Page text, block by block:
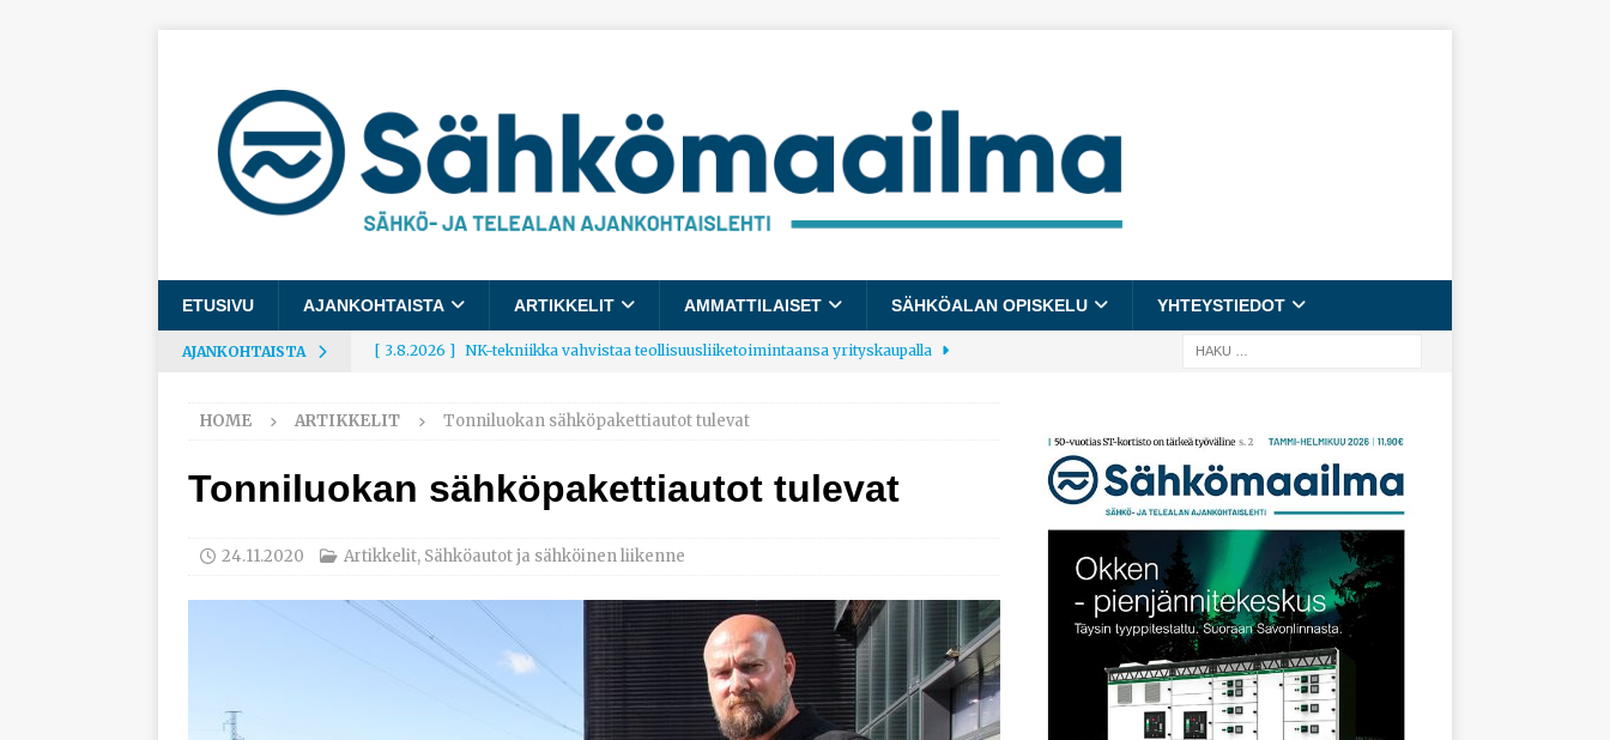
ETUSIVU AJANKOHTAISTA ARTIKKELIT AMMATTILAISET SÄHKÖALAN OPISKELU YHTEYSTIEDOT
AJANKOHTAISTA [ 3.8.2026 ] NK-tekniikka vahvistaa teollisuusliiketoimintaansa yrityskaupalla
[ 3.8.2026 ] Rakennusalalle tulee käyttöön yhteinen kestävyysraportointimalli
AJANKOHTAISTA
Työelämägallup: Pienet työpaikat saavat parhaat arvosanat
työhyvinvoinnista AJANKOHTAISTA
[ 29.7.2026 ] Loviisan ydinvoimalaitoksen vuosihuolto sisältää useita
modernisointihankkeita AJANKOHTAISTA
Enersense toimittaa sähköaseman Kouvolan datakeskukseen
HOME ARTIKKELIT Tonniluokan sähköpakettiautot tulevat
Tonniluokan sähköpakettiautot tulevat
24.11.2020 Artikkelit, Sähköautot ja sähköinen liikenne